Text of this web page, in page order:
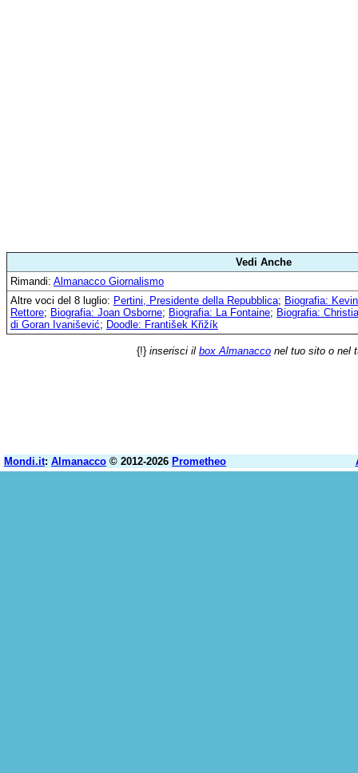
Vedi Anche
Rimandi: Almanacco Giornalismo
Altre voci del 8 luglio: Pertini, Presidente della Repubblica; Biografia:
Rettore; Biografia: Joan Osborne; Biografia: La Fontaine; Biografia:
di Goran Ivanišević; Doodle: František Křižík
{!} inserisci il box Almanacco nel tuo sito o nel
Mondi.it: Almanacco © 2012-2026 Prometheo